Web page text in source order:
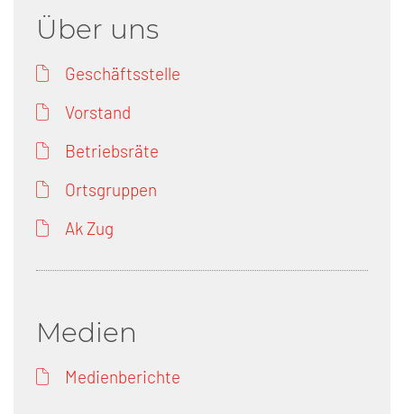
Über uns
Geschäftsstelle
Vorstand
Betriebsräte
Ortsgruppen
Ak Zug
Medien
Medienberichte